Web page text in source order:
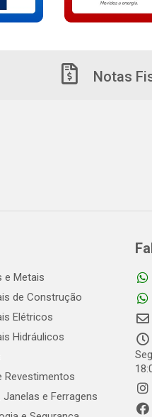
Notas
e Metais
de Construção
Elétricos
Hidráulicos
Revestimentos
Janelas e Ferragens